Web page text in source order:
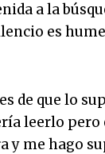
a la
es
de que lo
leerlo
y me hago